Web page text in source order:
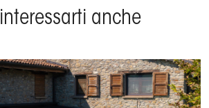
anche